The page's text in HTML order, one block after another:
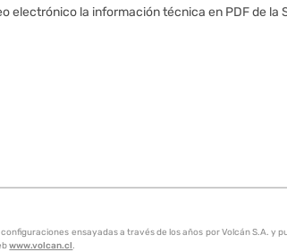
electrónico la información técnica en PDF de
ensayadas a través de los años por Volcán S.A. y
www.volcan.cl.